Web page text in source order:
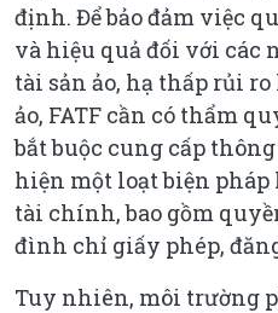
định. Để bảo đảm việc
và hiệu quả đối với các
tài sản ảo, hạ thấp rủi
ảo, FATF cần có thẩm
bắt buộc cung cấp
hiện một loạt biện
tài chính, bao gồm
đình chỉ giấy phép,
Tuy nhiên, môi trường